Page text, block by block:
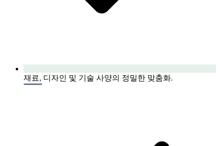
재료, 디자인 및 기술 사양의 정밀한 맞춤화.